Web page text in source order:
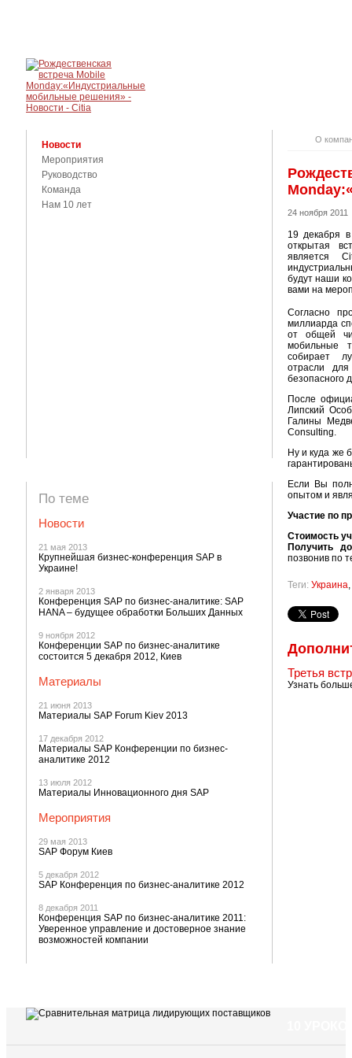
Новости
Мероприятия
Руководство
Команда
Нам 10 лет
По теме
Новости
21 мая 2013
Крупнейшая бизнес-конференция SAP в
Украине!
2 января 2013
Конференция SAP по бизнес-аналитике: SAP
HANA – будущее обработки Больших Данных
9 ноября 2012
Конференции SAP по бизнес-аналитике
состоится 5 декабря 2012, Киев
Материалы
21 июня 2013
Материалы SAP Forum Kiev 2013
17 декабря 2012
Материалы SAP Конференции по бизнес-
аналитике 2012
13 июля 2012
Материалы Инновационного дня SAP
Мероприятия
29 мая 2013
SAP Форум Киев
5 декабря 2012
SAP Конференция по бизнес-аналитике 2012
8 декабря 2011
Конференция SAP по бизнес-аналитике 2011:
Уверенное управление и достоверное знание
возможностей компании
О
24 ноября 2011
19 декабря
открытая
является
будут наши
вами на
Согласно
миллиарда
от общей
мобильные
собирает
отрасли для
безопасного
После
Липский
Галины
Consulting.
Ну и куда же
Если Вы
опытом и
Участие по
Стоимость
Получить
позвонив по
Теги: Украина,
Третья
Узнать